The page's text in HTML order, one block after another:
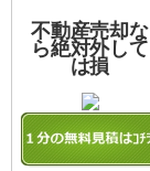
不動産売却な
ら絶対外して
は損